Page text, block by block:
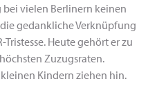
vielen Berlinern keinen
gedankliche Verknüpfung
Heute gehört er zu
Zuzugsraten.
Kindern ziehen hin.